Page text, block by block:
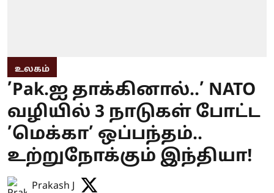
உலகம்
’Pak.ஐ தாக்கினால்..’ NATO
வழியில் 3 நாடுகள் போட்ட
’மெக்கா’ ஒப்பந்தம்..
உற்றுநோக்கும் இந்தியா!
Prakash J